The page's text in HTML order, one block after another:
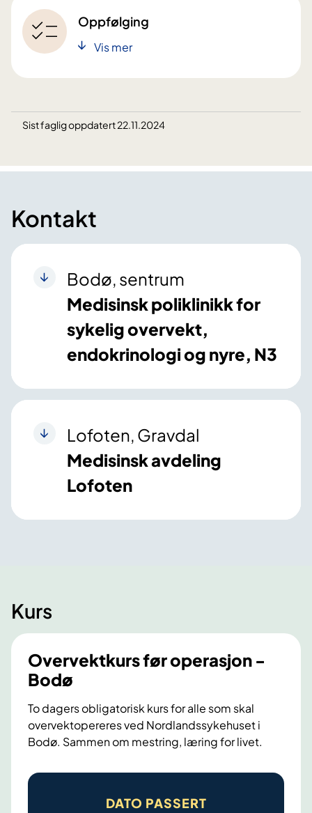
Oppfølging
Vis mer
Sist faglig oppdatert 22.11.2024
Kontakt
Bodø, sentrum
Medisinsk poliklinikk for
sykelig overvekt,
endokrinologi og nyre, N3
Lofoten, Gravdal
Medisinsk avdeling
Lofoten
Kurs
Overvektkurs før operasjon -
Bodø
To dagers obligatorisk kurs for alle som skal
overvektopereres ved Nordlandssykehuset i
Bodø. Sammen om mestring, læring for livet.
O
DATO PASSERT